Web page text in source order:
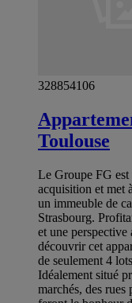
328854106
Toulouse
Le Groupe FG est
acquisition et met
un immeuble de
Strasbourg.
et une
découvrir cet
de seulement 4
Idéalement situé
marchés, des rues